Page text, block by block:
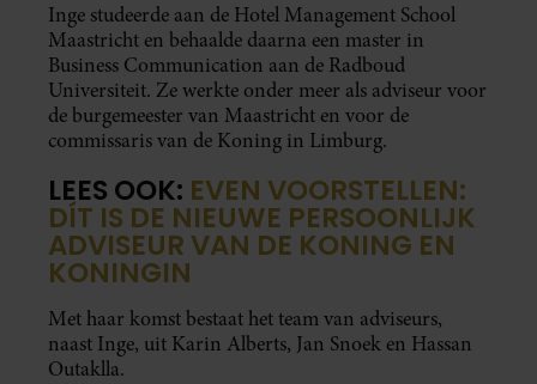
Inge studeerde aan de Hotel Management School
Maastricht en behaalde daarna een master in
Business Communication aan de Radboud
Universiteit. Ze werkte onder meer als adviseur voor
de burgemeester van Maastricht en voor de
commissaris van de Koning in Limburg.
LEES OOK: EVEN VOORSTELLEN:
DÍT IS DE NIEUWE PERSOONLIJK
ADVISEUR VAN DE KONING EN
KONINGIN
Met haar komst bestaat het team van adviseurs,
naast Inge, uit Karin Alberts, Jan Snoek en Hassan
Outaklla.